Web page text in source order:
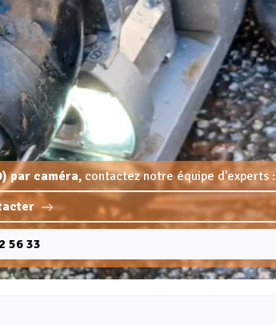
par caméra, contactez notre équipe d'experts :
56 33